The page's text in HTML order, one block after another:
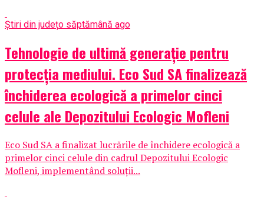
Știri din județo săptămână ago
Tehnologie de ultimă generație pentru
protecția mediului. Eco Sud SA finalizează
închiderea ecologică a primelor cinci
celule ale Depozitului Ecologic Mofleni
Eco Sud SA a finalizat lucrările de închidere ecologică a
primelor cinci celule din cadrul Depozitului Ecologic
Mofleni, implementând soluții...